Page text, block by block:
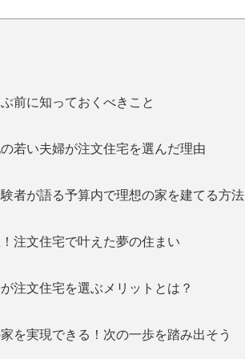
前に知っておくべきこと
若い夫婦が注文住宅を選んだ理由
者が語る予算内で理想の家を建てる方法
注文住宅で叶えた夢の住まい
注文住宅を選ぶメリットとは？
を実現できる！次の一歩を踏み出そう